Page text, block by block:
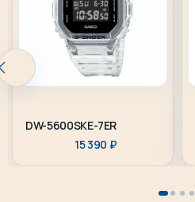
DW-5600SKE-7ER
15 390 ₽